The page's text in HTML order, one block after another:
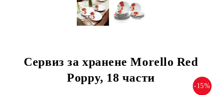
Сервиз за хранене Morello Red
Poppy, 18 части
-15%